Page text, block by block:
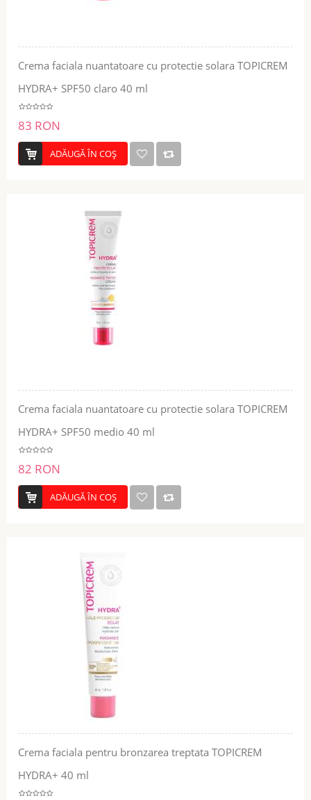
Crema faciala nuantatoare cu protectie solara TOPICREM
HYDRA+ SPF50 claro 40 ml
83 RON
ADĂUGĂ ÎN COŞ
Crema faciala nuantatoare cu protectie solara TOPICREM
HYDRA+ SPF50 medio 40 ml
82 RON
ADĂUGĂ ÎN COŞ
Crema faciala pentru bronzarea treptata TOPICREM
HYDRA+ 40 ml